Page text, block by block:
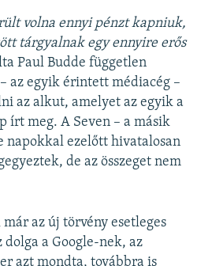
volna ennyi pénzt kapniuk,
tárgyalnak egy ennyire erős
Paul Budde független
az egyik érintett médiacég –
az alkut, amelyet az egyik a
írt meg. A Seven – a másik
napokkal ezelőtt hivatalosan
de az összeget nem
az új törvény esetleges
dolga a Google-nek, az
azt mondta, továbbra is